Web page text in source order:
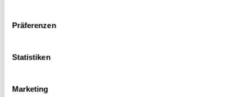
Präferenzen
Statistiken
Marketing